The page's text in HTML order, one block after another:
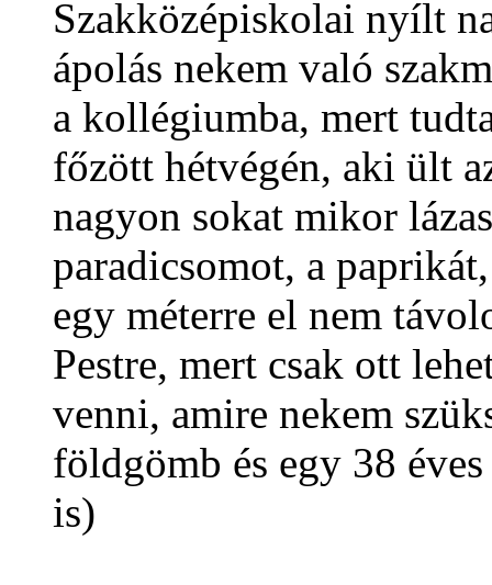
Szakközépiskolai nyílt
ápolás nekem való
a kollégiumba, mert
főzött hétvégén, aki ült
nagyon sokat mikor
paradicsomot, a
egy méterre el nem
Pestre, mert csak ott
venni, amire nekem
földgömb és egy 38
is)